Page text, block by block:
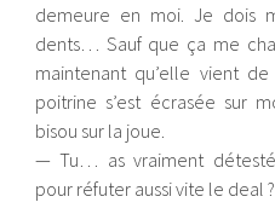
demeure en moi. Je dois
dents… Sauf que ça me
maintenant qu’elle vient
poitrine s’est écrasée sur
bisou sur la joue.
— Tu… as vraiment
pour réfuter aussi vite le deal ?